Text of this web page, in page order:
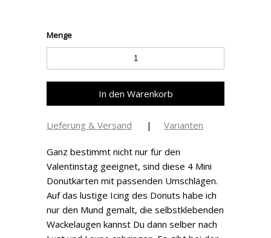
Menge
Lieferung & Versand | Varianten
Ganz bestimmt nicht nur für den
Valentinstag geeignet, sind diese 4 Mini
Donutkarten mit passenden Umschlägen.
Auf das lustige Icing des Donuts habe ich
nur den Mund gemalt, die selbstklebenden
Wackelaugen kannst Du dann selber nach